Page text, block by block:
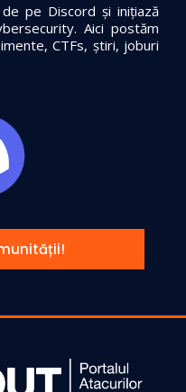
pe Discord și inițiază
Aici postăm
CTFs, știri, joburi